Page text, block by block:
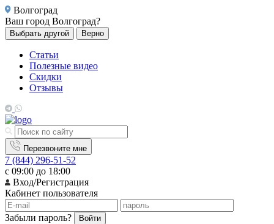
Волгоград
Ваш город Волгоград?
Выбрать другой Верно
Статьи
Полезные видео
Скидки
Отзывы
Перезвоните мне
7 (844) 296-51-52
с 09:00 до 18:00
Вход/Регистрация
Кабинет пользователя
Забыли пароль? Войти